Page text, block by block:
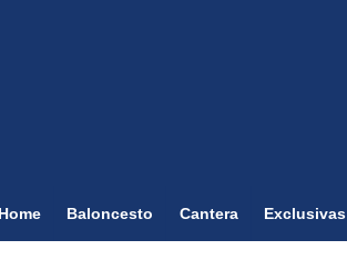
Home Baloncesto Cantera Exclusivas